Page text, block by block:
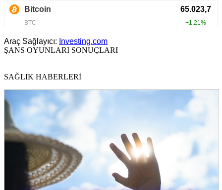
Araç Sağlayıcı: Investing.com
ŞANS OYUNLARI SONUÇLARI
SAĞLIK HABERLERİ